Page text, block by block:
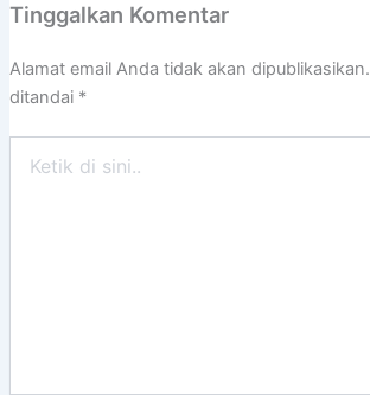
Tinggalkan Komentar
Alamat email Anda tidak akan dipublikasikan.
ditandai *